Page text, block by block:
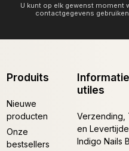
U kunt op elk gewenst moment
contactgegevens
Produits
Nieuwe
producten
Onze
bestsellers
utiles
Verzending,
en
Indigo Nails